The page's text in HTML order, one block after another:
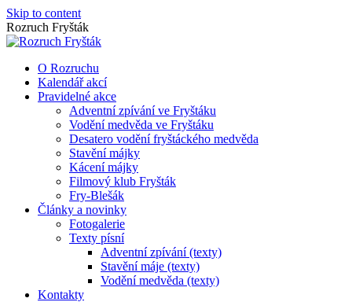
Skip to content
Rozruch Fryšták
O Rozruchu
Kalendář akcí
Pravidelné akce
Adventní zpívání ve Fryštáku
Vodění medvěda ve Fryštáku
Desatero vodění fryštáckého medvěda
Stavění májky
Kácení májky
Filmový klub Fryšták
Fry-Blešák
Články a novinky
Fotogalerie
Texty písní
Adventní zpívání (texty)
Stavění máje (texty)
Vodění medvěda (texty)
Kontakty